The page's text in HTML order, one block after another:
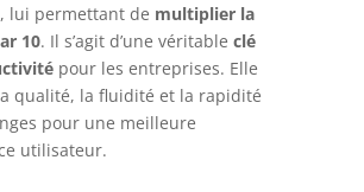
lui permettant de multiplier la
10. Il s’agit d’une véritable clé
pour les entreprises. Elle
qualité, la fluidité et la rapidité
pour une meilleure
utilisateur.